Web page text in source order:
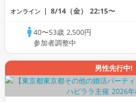
ちで乾杯しませんか♪♪ ☆全国
PARTY!!
オンライン 8/14（金） 22:15〜
40〜53歳 2,500円
参加者調整中
男性先行中!